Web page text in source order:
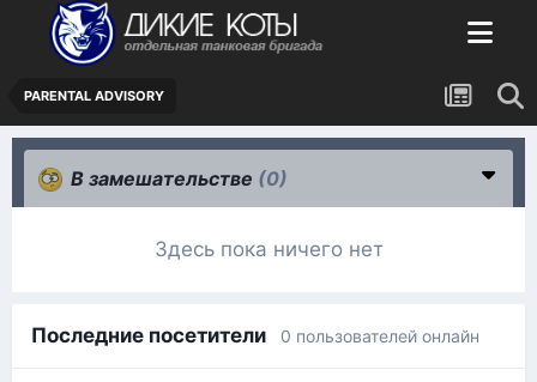
PARENTAL ADVISORY
В замешательстве (0)
Здесь пока ничего нет
Последние посетители 0 пользователей онлайн